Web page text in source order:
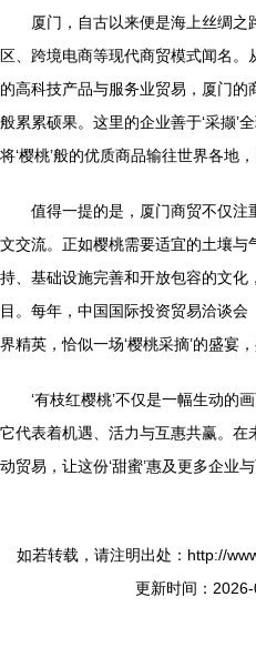
厦门，自古以来便是海上丝绸
区、跨境电商等现代商贸模式闻名
的高科技产品与服务业贸易，厦门
般累累硕果。这里的企业善于‘采撷’
将‘樱桃’般的优质商品输往世界各地
值得一提的是，厦门商贸不仅注
文交流。正如樱桃需要适宜的土壤与
持、基础设施完善和开放包容的文
目。每年，中国国际投资贸易洽谈
界精英，恰似一场‘樱桃采摘’的盛宴
‘有枝红樱桃’不仅是一幅生动
它代表着机遇、活力与互惠共赢。
动贸易，让这份‘甜蜜’惠及更多企业
如若转载，请注明出处：http://
更新时间：